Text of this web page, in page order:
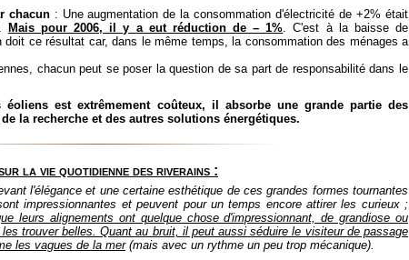
chacun: Une augmentation de la consommation d'électricité de +2% était
Mais pour 2006, il y a eut réduction de – 1%. C'est à la baisse de
doit ce résultat car, dans le même temps, la consommation des ménages a
chacun peut se poser la question de sa part de responsabilité dans le
éoliens est extrêmement coûteux, il absorbe une grande partie des
la recherche et des autres solutions énergétiques.
la vie quotidienne des riverains :
l'élégance et une certaine esthétique de ces grandes formes tournantes
impressionnantes et peuvent pour un temps encore attirer les curieux ;
leurs alignements ont quelque chose d'impressionnant, de grandiose ou
trouver belles. Quant au bruit, il peut aussi séduire le visiteur de passage
les vagues de la mer(mais avec un rythme un peu trop mécanique).